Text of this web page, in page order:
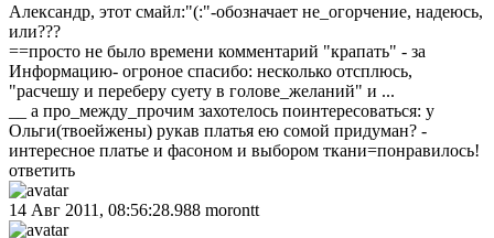
Александр, этот смайл:"(:"-обозначает не_огорчение, надеюсь,
или???
==просто не было времени комментарий "крапать" - за
Информацию- огроное спасибо: несколько отсплюсь,
"расчешу и переберу суету в голове_желаний" и ...
__ а про_между_прочим захотелось поинтересоваться: у
Ольги(твоейжены) рукав платья ею сомой придуман? -
интересное платье и фасоном и выбором ткани=понравилось!
ответить
14 Авг 2011, 08:56:28.988 morontt